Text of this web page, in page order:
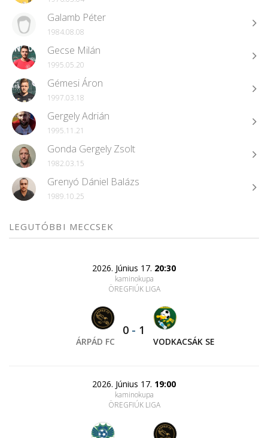
Galamb Péter
1984.08.08
Gecse Milán
1995.05.20
Gémesi Áron
1997.03.18
Gergely Adrián
1995.11.21
Gonda Gergely Zsolt
1982.03.15
Grenyó Dániel Balázs
1989.10.25
LEGUTÓBBI MECCSEK
2026. Június 17. 20:30
kaminokupa
ÖREGFIÚK LIGA
ÁRPÁD FC
0 - 1
VODKACSÁK SE
2026. Június 17. 19:00
kaminokupa
ÖREGFIÚK LIGA